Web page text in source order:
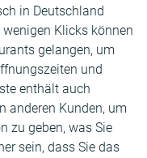
in Deutschland
Klicks können
gelangen, um
und
enthält auch
anderen Kunden, um
zu geben, was Sie
sein, dass Sie das